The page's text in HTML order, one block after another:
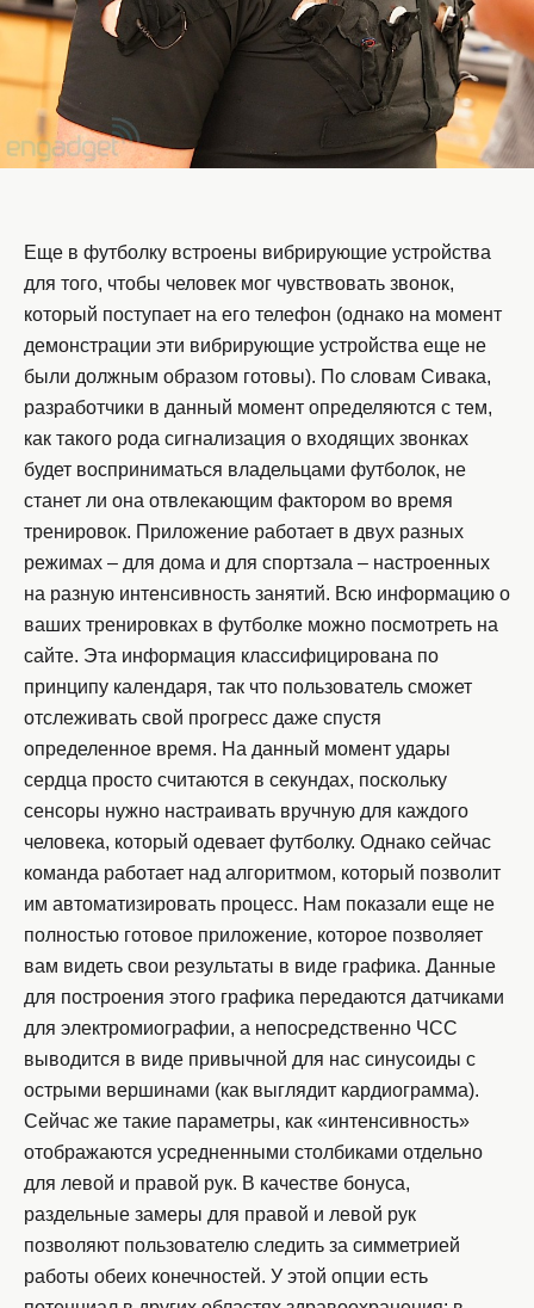
Еще в футболку встроены вибрирующие устройства
для того, чтобы человек мог чувствовать звонок,
который поступает на его телефон (однако на момент
демонстрации эти вибрирующие устройства еще не
были должным образом готовы). По словам Сивака,
разработчики в данный момент определяются с тем,
как такого рода сигнализация о входящих звонках
будет восприниматься владельцами футболок, не
станет ли она отвлекающим фактором во время
тренировок. Приложение работает в двух разных
режимах – для дома и для спортзала – настроенных
на разную интенсивность занятий. Всю информацию о
ваших тренировках в футболке можно посмотреть на
сайте. Эта информация классифицирована по
принципу календаря, так что пользователь сможет
отслеживать свой прогресс даже спустя
определенное время. На данный момент удары
сердца просто считаются в секундах, поскольку
сенсоры нужно настраивать вручную для каждого
человека, который одевает футболку. Однако сейчас
команда работает над алгоритмом, который позволит
им автоматизировать процесс. Нам показали еще не
полностью готовое приложение, которое позволяет
вам видеть свои результаты в виде графика. Данные
для построения этого графика передаются датчиками
для электромиографии, а непосредственно ЧСС
выводится в виде привычной для нас синусоиды с
острыми вершинами (как выглядит кардиограмма).
Сейчас же такие параметры, как «интенсивность»
отображаются усредненными столбиками отдельно
для левой и правой рук. В качестве бонуса,
раздельные замеры для правой и левой рук
позволяют пользователю следить за симметрией
работы обеих конечностей. У этой опции есть